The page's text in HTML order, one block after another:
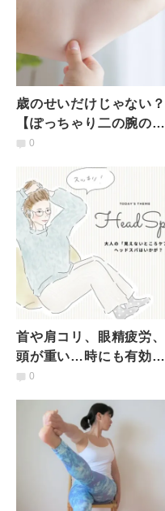
歳のせいだけじゃない？
【ぽっちゃり二の腕の理
由】気になる二の腕をほ
0
首や肩コリ、眼精疲労、
頭が重い…時にも有効？
月１通ってわかった「ヘ
0